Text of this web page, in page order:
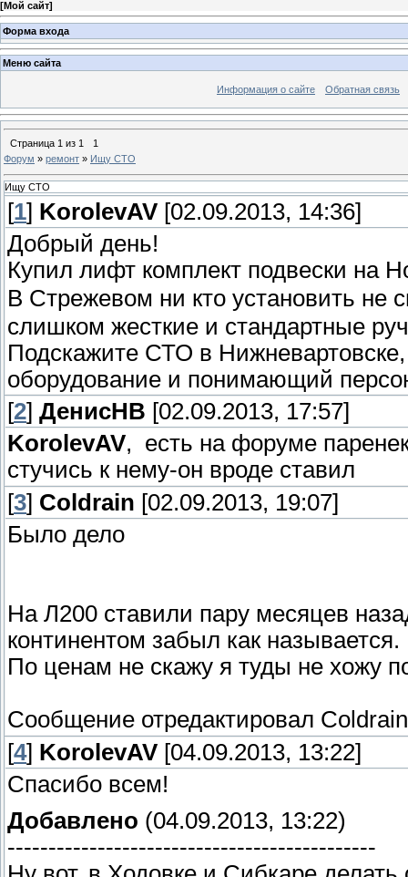
[Мой сайт]
Форма входа
Меню сайта
Информация о сайте Обратная связь
Страница 1 из 1
1
Форум » ремонт » Ищу СТО
Ищу СТО
[1] KorolevAV [02.09.2013, 14:36]
Добрый день!
Купил лифт комплект подвески на
В Стрежевом ни кто установить не
слишком жесткие и стандартные
Подскажите СТО в
оборудование и понимающий
[2] ДенисНВ [02.09.2013, 17:57]
KorolevAV, есть на форуме
стучись к нему-он вроде ставил
[3] Coldrain [02.09.2013, 19:07]
Было дело
На Л200 ставили пару месяцев
континентом забыл как называется.
По ценам не скажу я туды не хожу
Сообщение отредактировал Coldrain
[4] KorolevAV [04.09.2013, 13:22]
Спасибо всем!
Добавлено (04.09.2013, 13:22)
---------------------------------------------